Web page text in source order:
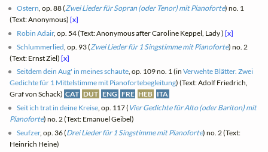
Ostern, op. 88 (Zwei Lieder für Sopran (oder Tenor) mit Pianoforte) no. 1
(Text: Anonymous)[x]
Robin Adair, op. 54 (Text: Anonymous after Caroline Keppel, Lady )[x]
Schlummerlied , op. 93 (Zwei Lieder für 1 Singstimme mit Pianoforte) no. 2
(Text: Ernst Ziel)[x]
Seitdem dein Aug' in meines schaute, op. 109 no. 1 (inVerwehte Blätter. Zwei
Gedichte für 1 Mittelstimme mit Pianofortebegleitung) (Text: Adolf Friedrich,
Graf von Schack) CAT DUT ENG FRE HEB ITA
Seit ich trat in deine Kreise, op. 117 ( Vier Gedichte für Alto (oder Bariton) mit
Pianoforte) no. 2 (Text: Emanuel Geibel)
Seufzer, op. 36 (Drei Lieder für 1 Singstimme mit Pianoforte) no. 2 (Text:
Heinrich Heine)